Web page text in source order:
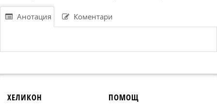
Анотация Коментари
ХЕЛИКОН ПОМОЩ